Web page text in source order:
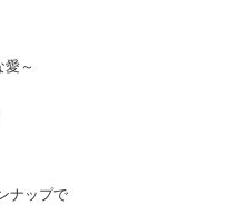
～
ナップで